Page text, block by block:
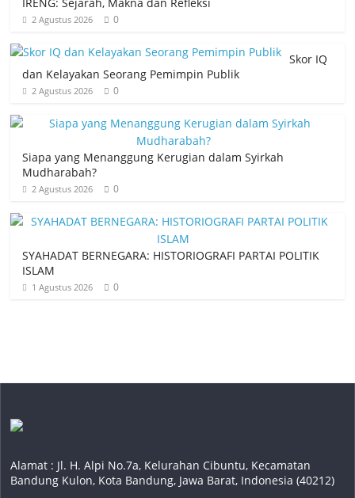
2 Agustus 2026 0
Skor IQ
dan Kelayakan Seorang Pemimpin Publik
2 Agustus 2026 0
Siapa yang Menanggung Kerugian dalam Syirkah
Mudharabah?
2 Agustus 2026 0
SYAHADAT BERNEGARA: HISTORIOGRAFI PARTAI POLITIK
ISLAM
1 Agustus 2026 0
Alamat : Jl. H. Alpi No.7a, Kelurahan Cibuntu, Kecamatan
Bandung Kulon, Kota Bandung, Jawa Barat, Indonesia (40212)